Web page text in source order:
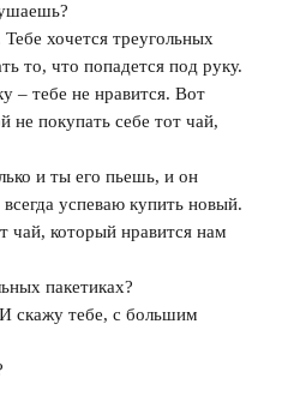
хочется треугольных
то, что попадется под руку.
– тебе не нравится. Вот
покупать себе тот чай,
и ты его пьешь, и он
успеваю купить новый.
чай, который нравится нам
пакетиках?
тебе, с большим